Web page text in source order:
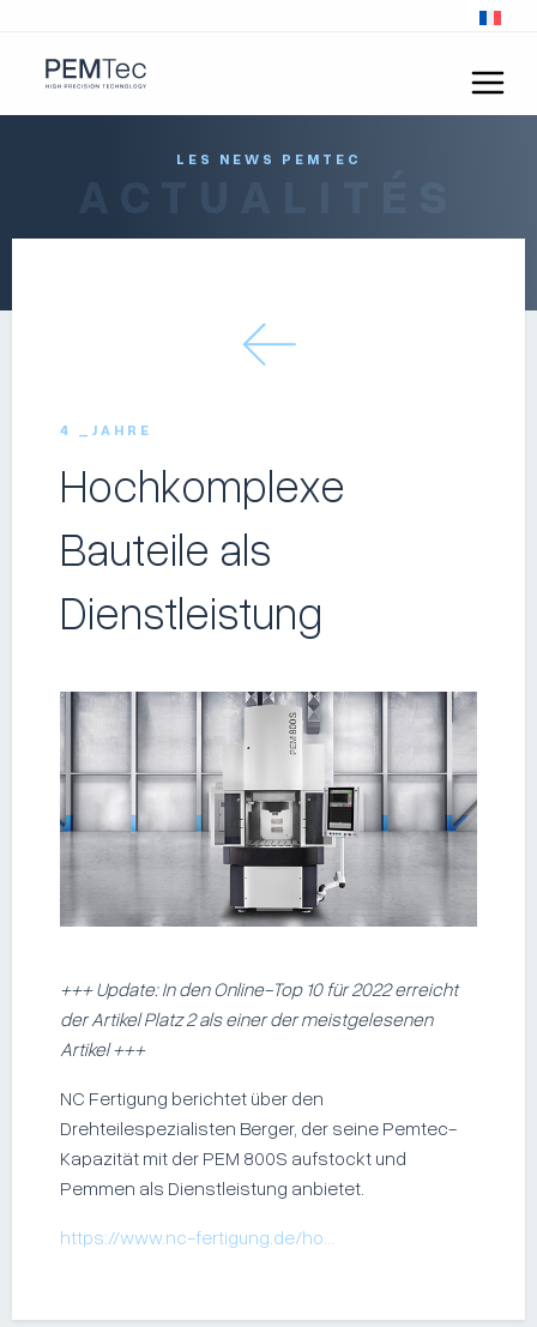
LES NEWS PEMTEC
4 _JAHRE
Hochkomplexe
Bauteile als
Dienstleistung
+++ Update: In den Online-Top 10 für 2022 erreicht
der Artikel Platz 2 als einer der meistgelesenen
Artikel +++
NC Fertigung berichtet über den
Drehteilespezialisten Berger, der seine Pemtec-
Kapazität mit der PEM 800S aufstockt und
Pemmen als Dienstleistung anbietet.
https://www.nc-fertigung.de/ho…